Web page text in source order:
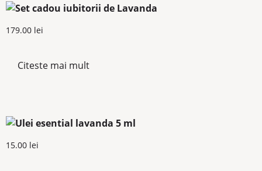
179.00 lei
Citeste mai mult
15.00 lei